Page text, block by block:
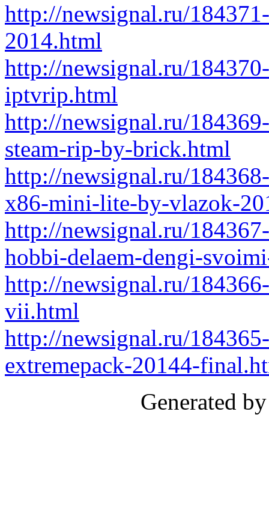
http://newsignal.ru/
2014.html
http://newsignal.ru/
iptvrip.html
http://newsignal.ru/
steam-rip-by-brick.html
http://newsignal.ru/
x86-mini-lite-by-vlazok-
http://newsignal.ru/
hobbi-delaem-dengi-
http://newsignal.ru/
vii.html
http://newsignal.ru/
extremepack-20144-
Generated